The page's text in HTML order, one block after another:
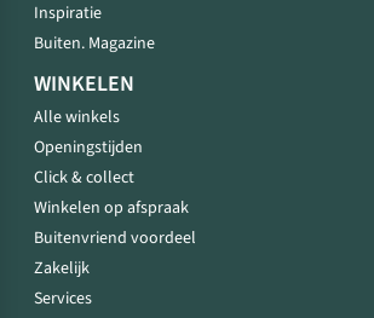
Inspiratie
Buiten. Magazine
WINKELEN
Alle winkels
Openingstijden
Click & collect
Winkelen op afspraak
Buitenvriend voordeel
Zakelijk
Services